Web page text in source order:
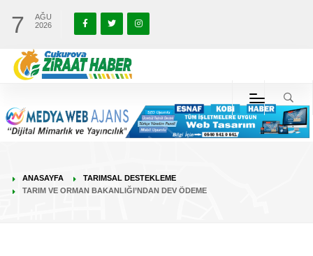
7
AĞU
2026
ANASAYFA
TARIMSAL DESTEKLEME
TARIM VE ORMAN BAKANLIĞI’NDAN DEV ÖDEME